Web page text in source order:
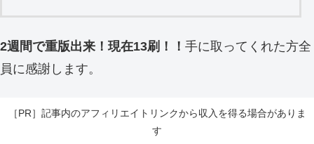
2週間で重版出来！現在13刷！！ 手に取ってくれた方全
員に感謝します。
［PR］記事内のアフィリエイトリンクから収入を得る場合がありま
す